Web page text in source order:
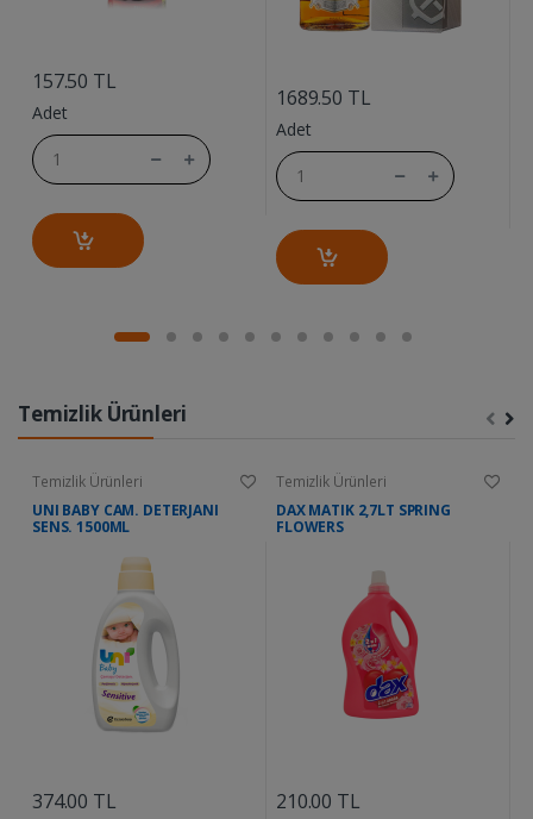
157.50 TL
Adet
1689.50 TL
Adet
Temizlik Ürünleri
Temizlik Ürünleri
UNI BABY CAM. DETERJANI
SENS. 1500ML
374.00 TL
Temizlik Ürünleri
DAX MATIK 2,7LT SPRING
FLOWERS
210.00 TL